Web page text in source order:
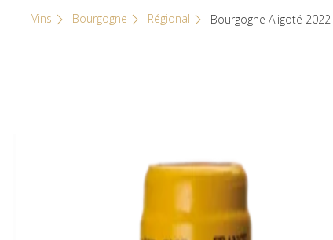
Vins Bourgogne Régional Bourgogne Aligoté 2022